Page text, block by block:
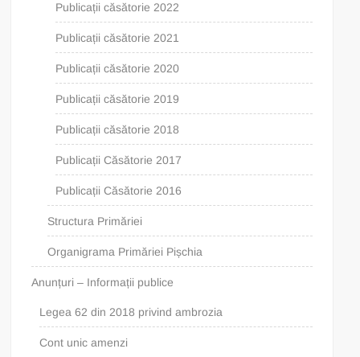
Publicații căsătorie 2022
Publicații căsătorie 2021
Publicații căsătorie 2020
Publicații căsătorie 2019
Publicații căsătorie 2018
Publicații Căsătorie 2017
Publicații Căsătorie 2016
Structura Primăriei
Organigrama Primăriei Pișchia
Anunțuri – Informații publice
Legea 62 din 2018 privind ambrozia
Cont unic amenzi